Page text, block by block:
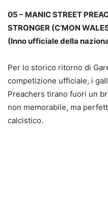
05 – MANIC STREET
STRONGER (C’MON
(Inno ufficiale della
Per lo storico ritorno di
competizione ufficiale, i
Preachers tirano fuori un
non memorabile, ma
calcistico.